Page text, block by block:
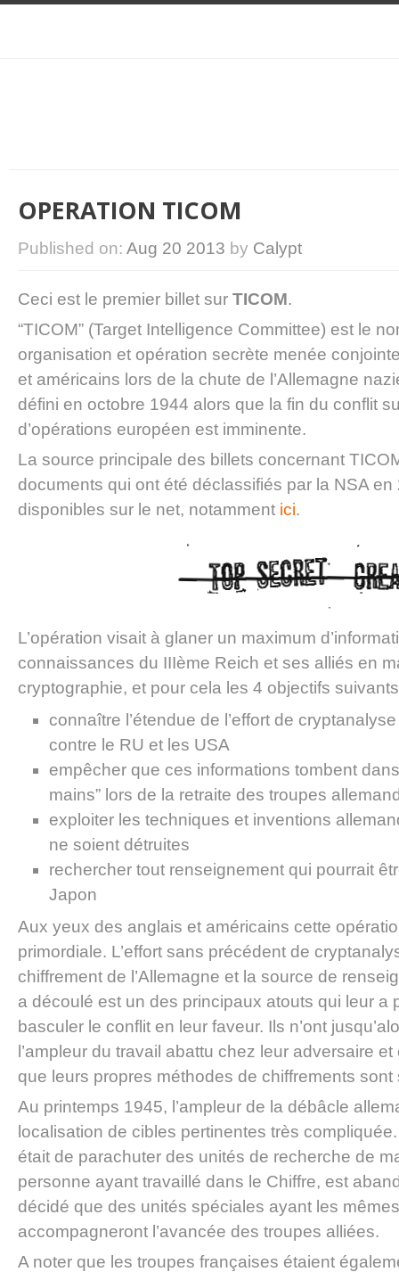
OPERATION TICOM
Published on: Aug 20 2013 by Calypt
Ceci est le premier billet sur TICOM.
“TICOM” (Target Intelligence Committee) est le
organisation et opération secrète menée
et américains lors de la chute de l’Allemagne
défini en octobre 1944 alors que la fin du conflit
d’opérations européen est imminente.
La source principale des billets concernant
documents qui ont été déclassifiés par la NSA en
disponibles sur le net, notamment ici.
L’opération visait à glaner un maximum
connaissances du IIIème Reich et ses alliés en
cryptographie, et pour cela les 4 objectifs
connaître l’étendue de l’effort de
contre le RU et les USA
empêcher que ces informations tombent
mains” lors de la retraite des troupes
exploiter les techniques et inventions
ne soient détruites
rechercher tout renseignement qui pourrait
Japon
Aux yeux des anglais et américains cette
primordiale. L’effort sans précédent de
chiffrement de l’Allemagne et la source de
a découlé est un des principaux atouts qui leur a
basculer le conflit en leur faveur. Ils n’ont
l’ampleur du travail abattu chez leur adversaire
que leurs propres méthodes de chiffrements sont
Au printemps 1945, l’ampleur de la débâcle
localisation de cibles pertinentes très
était de parachuter des unités de recherche de
personne ayant travaillé dans le Chiffre, est
décidé que des unités spéciales ayant les
accompagneront l’avancée des troupes alliées.
A noter que les troupes françaises étaient